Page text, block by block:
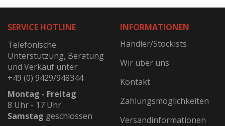
SERVICE HOTLINE
Telefonische
Unterstützung, Beratung
und Verkauf unter:
+49 (0) 9429/948344
Montag - Freitag
8 Uhr - 17 Uhr
Samstag geschlossen
INFORMATIONEN
Händler/Stockists
Wir über uns
Kontakt
Zahlungsmöglichkeiten
Versandinformationen